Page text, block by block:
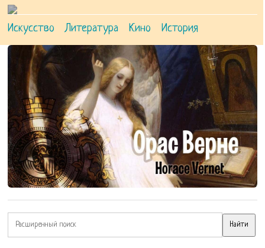
Искусство Литература Кино История